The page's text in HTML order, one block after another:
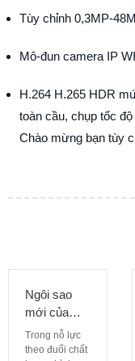
Tùy chỉnh 0,3MP-
Mô-đun camera IP
H.264 H.265 HDR
toàn cầu, chụp tốc
Chào mừng bạn tùy
Ngôi sao
mới của
camera
8MP độ
Trong nỗ lực
theo đuổi chất